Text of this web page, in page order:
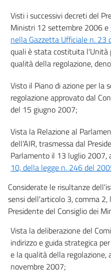
Visti i successivi decreti del
Ministri 12 settembre 2006 e
nella Gazzetta Ufficiale n. 23
quali è stata costituita l'Unità
qualità della regolazione,
Visto il Piano di azione per la
regolazione approvato dal
del 15 giugno 2007;
Vista la Relazione al
dell'AIR, trasmessa dal
Parlamento il 13 luglio 2007,
10, della legge n. 246 del
Considerate le risultanze
sensi dell'articolo 3, comma
Presidente del Consiglio dei
Vista la deliberazione del
indirizzo e guida strategica
e la qualità della
novembre 2007;